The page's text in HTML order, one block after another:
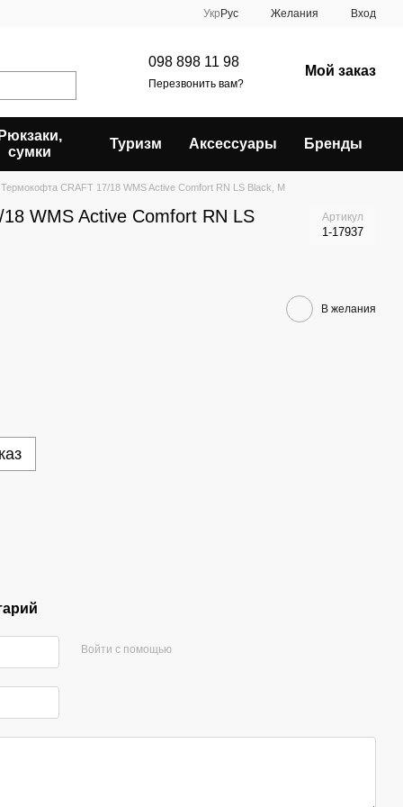
Укр Рус Желания Вход
098 898 11 98
Перезвонить вам?
Мой заказ
сумки
Туризм Аксессуары Бренды
Термокофта CRAFT 17/18 WMS Active Comfort RN LS Black, M
WMS Active Comfort RN LS Артикул
1-17937
В желания
Войти с помощью